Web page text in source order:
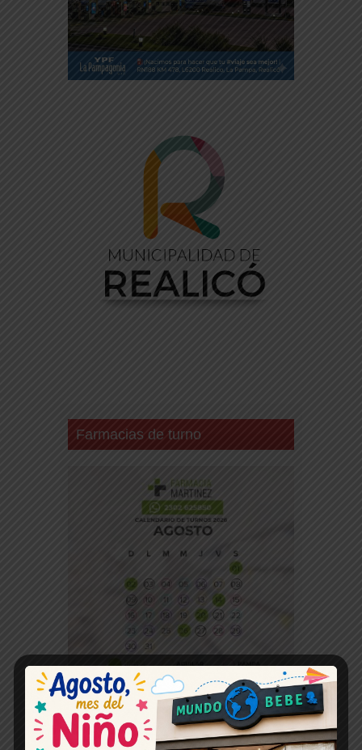
Farmacias de turno
Espacio publicitario